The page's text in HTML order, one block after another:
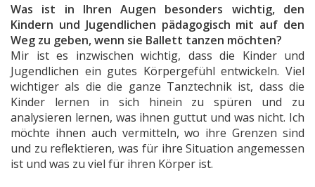
Was ist in Ihren Augen besonders wichtig, den
Kindern und Jugendlichen pädagogisch mit auf den
Weg zu geben, wenn sie Ballett tanzen möchten?
Mir ist es inzwischen wichtig, dass die Kinder und
Jugendlichen ein gutes Körpergefühl entwickeln. Viel
wichtiger als die die ganze Tanztechnik ist, dass die
Kinder lernen in sich hinein zu spüren und zu
analysieren lernen, was ihnen guttut und was nicht. Ich
möchte ihnen auch vermitteln, wo ihre Grenzen sind
und zu reflektieren, was für ihre Situation angemessen
ist und was zu viel für ihren Körper ist.